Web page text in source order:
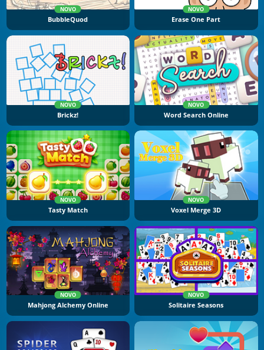
NOVO
BubbleQuod
NOVO
Erase One Part
NOVO
Brickz!
NOVO
Word Search Online
NOVO
Tasty Match
NOVO
Voxel Merge 3D
NOVO
Mahjong Alchemy Online
NOVO
Solitaire Seasons